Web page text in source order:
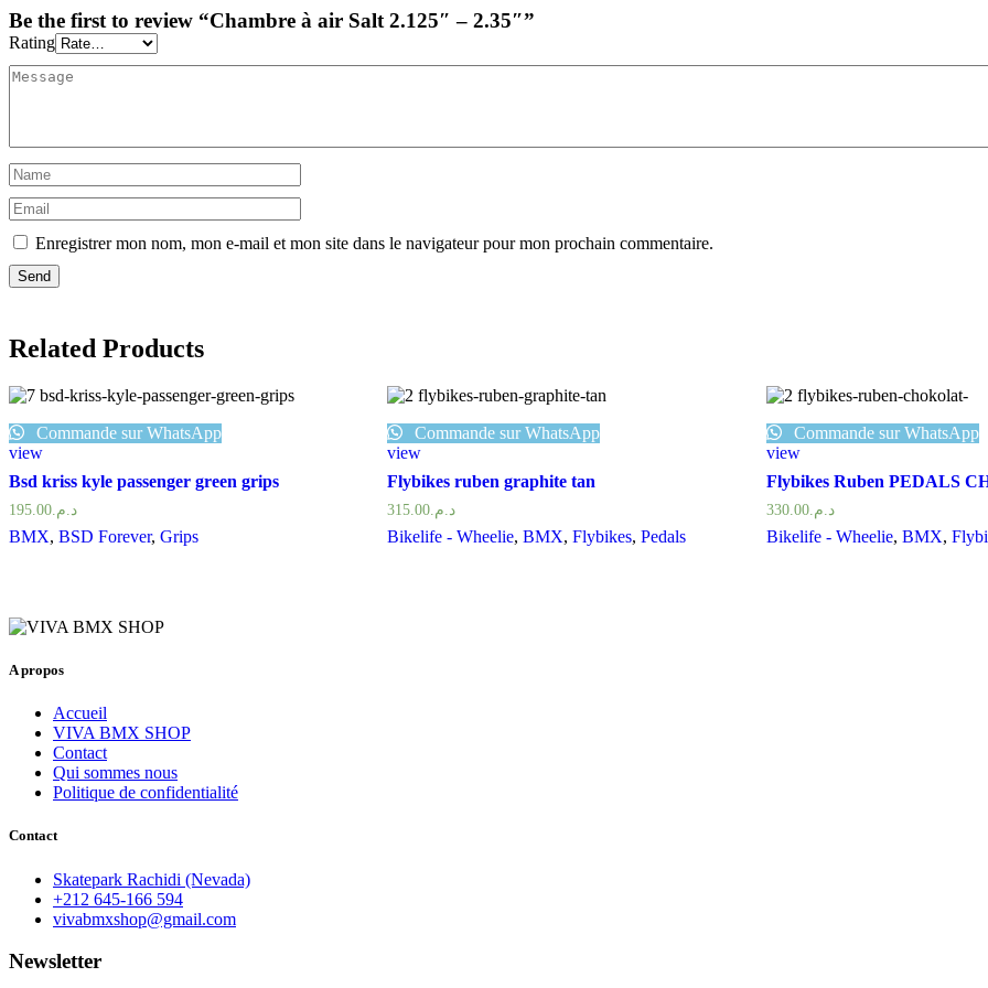
Be the first to review “Chambre à air Salt 2.125″ – 2.35″”
Rating
Enregistrer mon nom, mon e-mail et mon site dans le navigateur pour mon prochain commentaire.
Related Products
Commande sur WhatsApp
view
Bsd kriss kyle passenger green grips
د.م.195.00
BMX, BSD Forever, Grips
Commande sur WhatsApp
view
Flybikes ruben graphite tan
د.م.315.00
Bikelife - Wheelie,BMX,Flybikes,Pedals
Commande sur WhatsApp
view
Flybikes Ruben PEDALS
د.م.330.00
Bikelife - Wheelie, BMX,
A propos
Accueil
VIVA BMX SHOP
Contact
Qui sommes nous
Politique de confidentialité
Contact
Skatepark Rachidi (Nevada)
+212 645-166 594
vivabmxshop@gmail.com
Newsletter